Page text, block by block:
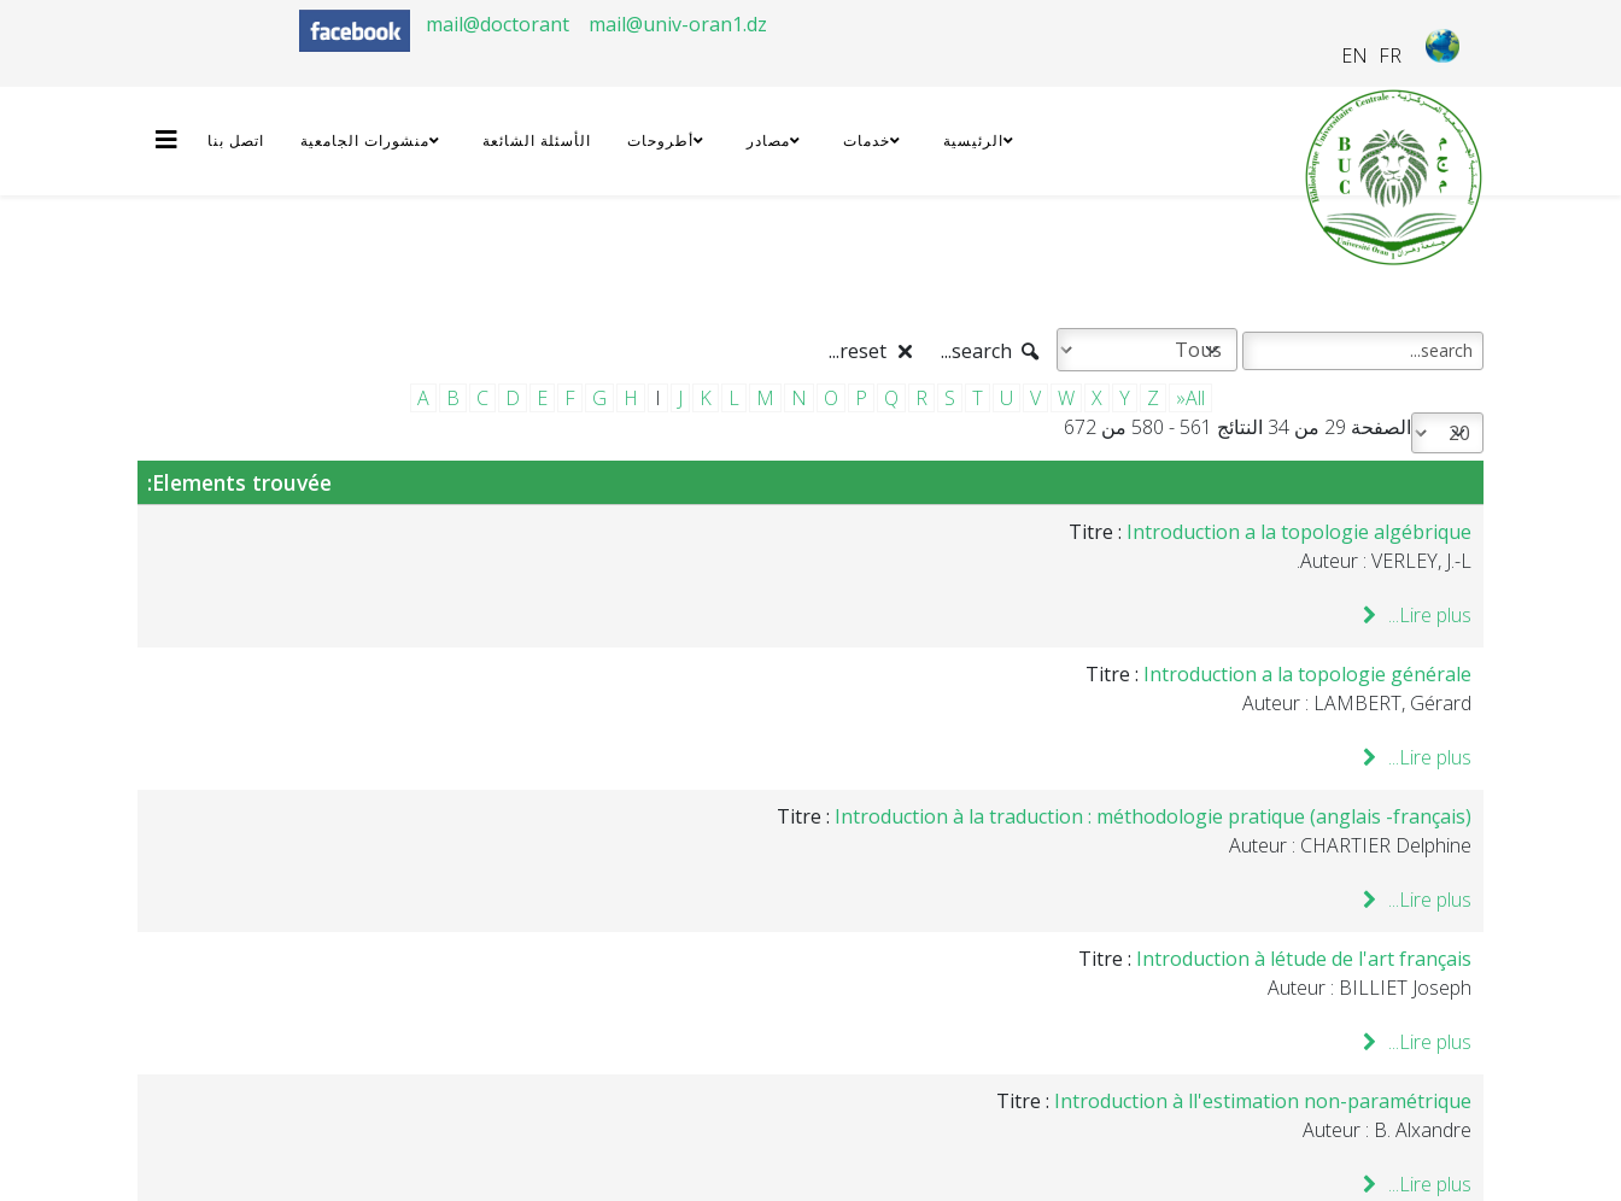
FR
EN
mail@doctorant mail@univ-oran1.dz
الرئيسية خدمات مصادر أطروحات الأسئلة الشائعة منشورات الجامعية اتصل بنا
A
B C D E F G H I J K L M N O P Q R S T U V W X Y Z
»All
الصفحة 29 من 34 النتائج 561 - 580 من 672
Elements trouvée:
Titre : Introduction a la topologie algébrique
Auteur : VERLEY, J.-L.
Lire plus...
Titre : Introduction a la topologie générale
Auteur : LAMBERT, Gérard
Lire plus...
Titre : Introduction à la traduction : méthodologie pratique (anglais -français)
Auteur : CHARTIER Delphine
Lire plus...
Titre : Introduction à létude de l'art français
Auteur : BILLIET Joseph
Lire plus...
Titre : Introduction à ll'estimation non-paramétrique
Auteur : B. Alxandre
Lire plus...